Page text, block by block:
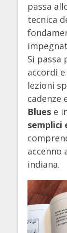
passa
tecnica
Si passa
accordi
lezioni
cadenze
Blues e
semplici
accenno
indiana.